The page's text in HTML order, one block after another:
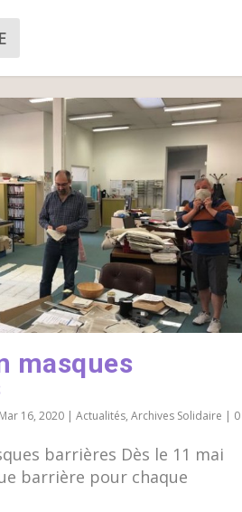
masques
Mar 16, 2020| Actualités, Archives Solidaire | 0
barrières Dès le 11 mai
barrière pour chaque